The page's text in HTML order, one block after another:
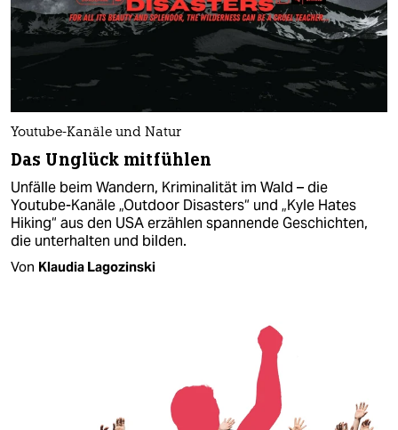
Youtube-Kanäle und Natur
Das Unglück mitfühlen
Unfälle beim Wandern, Kriminalität im Wald – die
Youtube-Kanäle „Outdoor Disasters“ und „Kyle Hates
Hiking“ aus den USA erzählen spannende Geschichten,
die unterhalten und bilden.
Von Klaudia Lagozinski